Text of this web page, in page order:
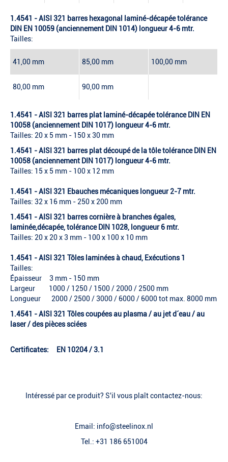
1.4541 - AISI 321 barres hexagonal laminé-décapée tolérance
DIN EN 10059 (anciennement DIN 1014) longueur 4-6 mtr.
Tailles:
41,00 mm 85,00 mm 100,00 mm
80,00 mm 90,00 mm
1.4541 - AISI 321 barres plat laminé-décapée tolérance DIN EN
10058 (anciennement DIN 1017) longueur 4-6 mtr.
Tailles: 20 x 5 mm - 150 x 30 mm
1.4541 - AISI 321 barres plat découpé de la tôle tolérance DIN EN
10058 (anciennement DIN 1017) longueur 4-6 mtr.
Tailles: 15 x 5 mm - 100 x 12 mm
1.4541 - AISI 321 Ebauches mécaniques longueur 2-7 mtr.
Tailles: 32 x 16 mm - 250 x 200 mm
1.4541 - AISI 321 barres cornière à branches égales,
laminée,décapée, tolérance DIN 1028, longueur 6 mtr.
Tailles: 20 x 20 x 3 mm - 100 x 100 x 10 mm
1.4541 - AISI 321 Tôles laminées à chaud, Exécutions 1
Tailles:
Épaisseur 3 mm - 150 mm
Largeur 1000 / 1250 / 1500 / 2000 / 2500 mm
Longueur 2000 / 2500 / 3000 / 6000 / 6000 tot max. 8000 mm
1.4541 - AISI 321 Tôles coupées au plasma / au jet d´eau / au
laser / des pièces sciées
Certificates: EN 10204 / 3.1
Intéressé par ce produit? S'il vous plaît contactez-nous:
Email: info@steelinox.nl
Tel.: +31 186 651004